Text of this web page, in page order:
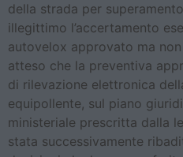
della strada per
illegittimo l’accertamento
autovelox approvato ma
atteso che la preventiva
di rilevazione elettronica
equipollente, sul piano
ministeriale prescritta dalla
stata successivamente